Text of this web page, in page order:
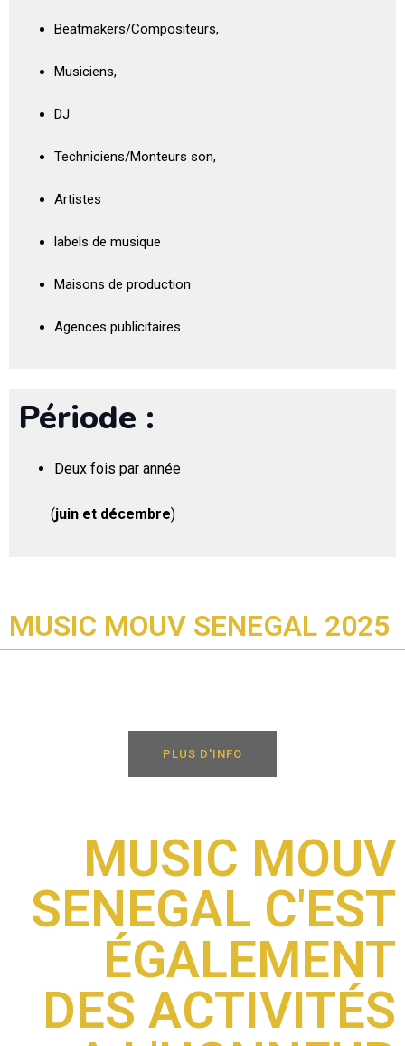
Beatmakers/Compositeurs,
Musiciens,
DJ
Techniciens/Monteurs son,
Artistes
labels de musique
Maisons de production
Agences publicitaires
Période :
Deux fois par année
(juin et décembre)
MUSIC MOUV SENEGAL 2025
PLUS D'INFO
MUSIC MOUV
SENEGAL C'EST
ÉGALEMENT
DES ACTIVITÉS